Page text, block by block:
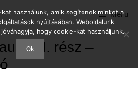
Menu
– I. rész –
használunk, amik segítenek minket a
nyújtásában. Weboldalunk
hogy cookie-kat használjunk.
Ok